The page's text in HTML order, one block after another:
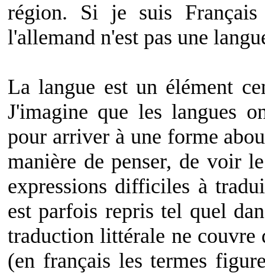
région. Si je suis
l'allemand n'est pas une
La langue est un élément
J'imagine que les langues
pour arriver à une forme
manière de penser, de voir
expressions difficiles à
est parfois repris tel quel
traduction littérale ne couvre
(en français les termes